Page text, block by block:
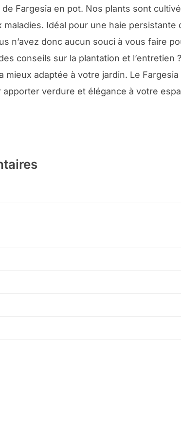
Fargesia en pot. Nos plants sont
Idéal pour une haie persistante
n’avez donc aucun souci à vous faire
conseils sur la plantation et
mieux adaptée à votre jardin. Le
apporter verdure et élégance à votre